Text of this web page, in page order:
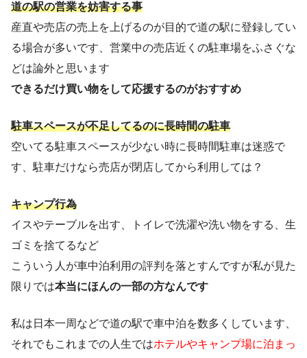
道の駅の営業を妨害する事
産直や売店の売上を上げるのが目的で道の駅に登録してい
る場合が多いです、営業中の売店近くの駐車場をふさぐな
どは論外と思います
できるだけ買い物をして応援するのがおすすめ
駐車スペースが不足してるのに長時間の駐車
空いてる駐車スペースが少ない時に長時間駐車は迷惑で
す、駐車だけなら売店が閉店してから利用しては？
キャンプ行為
イスやテーブルを出す、トイレで洗濯や洗い物をする、生
ゴミを捨てるなど
こういう人が車中泊利用の評判を落とすんですが私が見た
限りでは本当にほんの一部の方なんです
私は日本一周などで道の駅で車中泊を数多くしています、
それでもこれまでの人生ではホテルやキャンプ場に泊まっ